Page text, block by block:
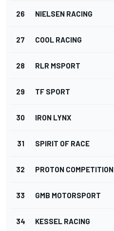
26 NIELSEN RACING
27 COOL RACING
28 RLR MSPORT
29 TF SPORT
30 IRON LYNX
31 SPIRIT OF RACE
32 PROTON COMPETITION
33 GMB MOTORSPORT
34 KESSEL RACING